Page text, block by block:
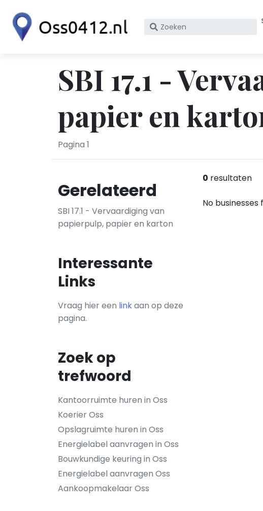
Zoek
nummer
SBI 17.1 -
papier en
Pagina 1
Gerelateerd
SBI 17.1 - Vervaardiging van
papierpulp, papier en karton
Interessante
Links
Vraag hier een linkaan op deze
pagina.
Zoek op
trefwoord
Kantoorruimte huren in Oss
Koerier Oss
Opslagruimte huren in Oss
Energielabel aanvragen in Oss
Bouwkundige keuring in Oss
Energielabel aanvragen Oss
Aankoopmakelaar Oss
0 resultaten
No businesses